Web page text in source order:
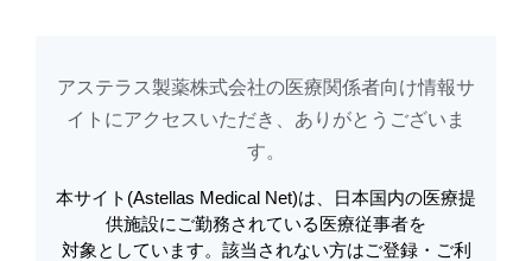
アステラスメディカルネットでは、利便性向上、利用履歴の収集・集計のた
Cookieを利用してアクセスデータを取得しています。詳しくは 利用規約
メールで共有
アステラス製薬株式会社の医療関係者向け情報サ
イトに​アクセスいただき、ありがとうございま
す。​
本サイト(Astellas Medical Net)は、日本国内の医療提
供施設にご勤務されている医療従事者を
対象としています。該当されない方はご登録・ご利